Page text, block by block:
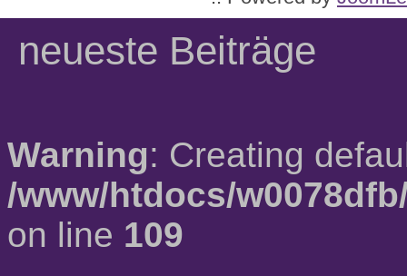
neueste Beiträge
Warning: Creating
/www/htdocs/
on line 109